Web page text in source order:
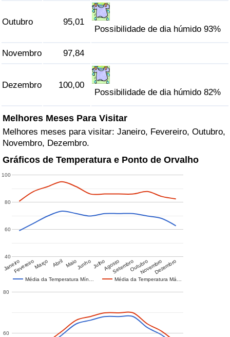
Outubro 95,01
Possibilidade de dia húmido 93%
Novembro 97,84
Dezembro 100,00
Possibilidade de dia húmido 82%
Melhores Meses Para Visitar
Melhores meses para visitar: Janeiro, Fevereiro, Outubro,
Novembro, Dezembro.
Gráficos de Temperatura e Ponto de Orvalho
Média da Temperatura Mín… Média da Temperatura Má…
JaneiroFevereiroMarço Abril MaioJunho JulhoAgostoSetembroOutubroNovembroDezembro
40
60
80
100
60
80